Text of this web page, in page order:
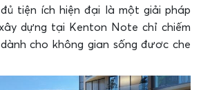
tiện ích hiện đại là một giải pháp
dựng tại Kenton Note chỉ chiếm
cho không gian sống đươc che